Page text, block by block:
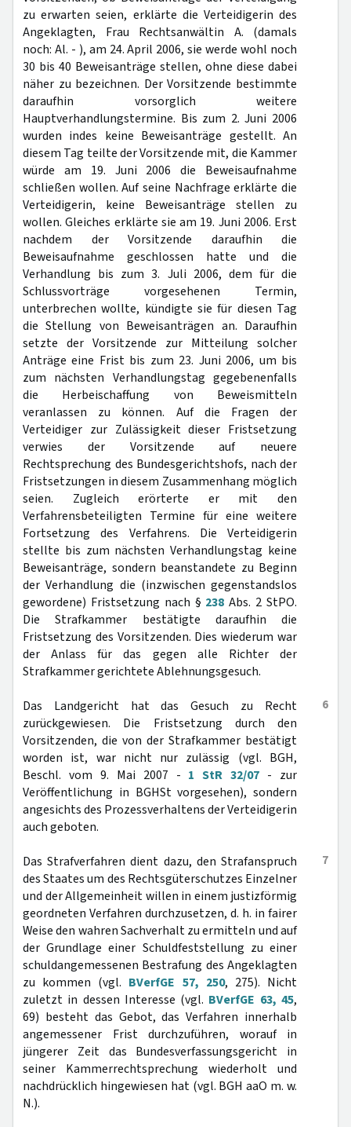
zu erwarten seien, erklärte die Verteidigerin des
Angeklagten, Frau Rechtsanwältin A. (damals
noch: Al. - ), am 24. April 2006, sie werde wohl noch
30 bis 40 Beweisanträge stellen, ohne diese dabei
näher zu bezeichnen. Der Vorsitzende bestimmte
daraufhin vorsorglich weitere
Hauptverhandlungstermine. Bis zum 2. Juni 2006
wurden indes keine Beweisanträge gestellt. An
diesem Tag teilte der Vorsitzende mit, die Kammer
würde am 19. Juni 2006 die Beweisaufnahme
schließen wollen. Auf seine Nachfrage erklärte die
Verteidigerin, keine Beweisanträge stellen zu
wollen. Gleiches erklärte sie am 19. Juni 2006. Erst
nachdem der Vorsitzende daraufhin die
Beweisaufnahme geschlossen hatte und die
Verhandlung bis zum 3. Juli 2006, dem für die
Schlussvorträge vorgesehenen Termin,
unterbrechen wollte, kündigte sie für diesen Tag
die Stellung von Beweisanträgen an. Daraufhin
setzte der Vorsitzende zur Mitteilung solcher
Anträge eine Frist bis zum 23. Juni 2006, um bis
zum nächsten Verhandlungstag gegebenenfalls
die Herbeischaffung von Beweismitteln
veranlassen zu können. Auf die Fragen der
Verteidiger zur Zulässigkeit dieser Fristsetzung
verwies der Vorsitzende auf neuere
Rechtsprechung des Bundesgerichtshofs, nach der
Fristsetzungen in diesem Zusammenhang möglich
seien. Zugleich erörterte er mit den
Verfahrensbeteiligten Termine für eine weitere
Fortsetzung des Verfahrens. Die Verteidigerin
stellte bis zum nächsten Verhandlungstag keine
Beweisanträge, sondern beanstandete zu Beginn
der Verhandlung die (inzwischen gegenstandslos
gewordene) Fristsetzung nach § 238 Abs. 2 StPO.
Die Strafkammer bestätigte daraufhin die
Fristsetzung des Vorsitzenden. Dies wiederum war
der Anlass für das gegen alle Richter der
Strafkammer gerichtete Ablehnungsgesuch.
6
Das Landgericht hat das Gesuch zu Recht
zurückgewiesen. Die Fristsetzung durch den
Vorsitzenden, die von der Strafkammer bestätigt
worden ist, war nicht nur zulässig (vgl. BGH,
Beschl. vom 9. Mai 2007 - 1 StR 32/07 - zur
Veröffentlichung in BGHSt vorgesehen), sondern
angesichts des Prozessverhaltens der Verteidigerin
auch geboten.
7
Das Strafverfahren dient dazu, den Strafanspruch
des Staates um des Rechtsgüterschutzes Einzelner
und der Allgemeinheit willen in einem justizförmig
geordneten Verfahren durchzusetzen, d. h. in fairer
Weise den wahren Sachverhalt zu ermitteln und auf
der Grundlage einer Schuldfeststellung zu einer
schuldangemessenen Bestrafung des Angeklagten
zu kommen (vgl. BVerfGE 57, 250, 275). Nicht
zuletzt in dessen Interesse (vgl. BVerfGE 63, 45,
69) besteht das Gebot, das Verfahren innerhalb
angemessener Frist durchzuführen, worauf in
jüngerer Zeit das Bundesverfassungsgericht in
seiner Kammerrechtsprechung wiederholt und
nachdrücklich hingewiesen hat (vgl. BGH aaO m. w.
N.).